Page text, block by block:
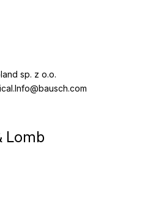
sp. z o.o.
Lomb